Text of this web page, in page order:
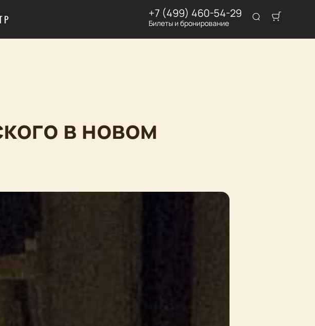
+7 (499) 460-54-29
Билеты и бронирование
в новом